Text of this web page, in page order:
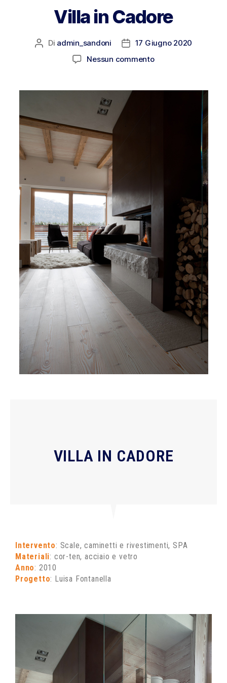
Villa in Cadore
Di admin_sandoni
17 Giugno 2020
Nessun commento
VILLA IN CADORE
Intervento: Scale, caminetti e rivestimenti, SPA
Materiali: cor-ten, acciaio e vetro
Anno: 2010
Progetto: Luisa Fontanella